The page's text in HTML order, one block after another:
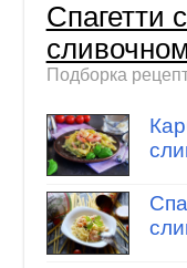
Спагетти
Подборка